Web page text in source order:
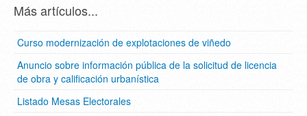
Más artículos...
Curso modernización de explotaciones de viñedo
Anuncio sobre información pública de la solicitud de licencia
de obra y calificación urbanística
Listado Mesas Electorales